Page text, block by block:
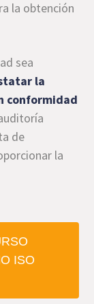
la obtención
sea
la
conformidad
de
la
ISO